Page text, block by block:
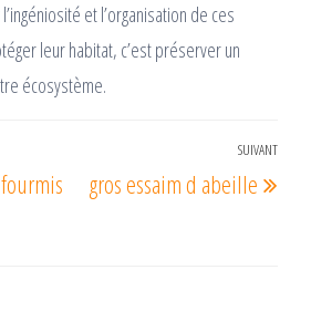
et l’organisation de ces
leur habitat, c’est préserver un
écosystème.
SUIVANT
gros essaim d abeille